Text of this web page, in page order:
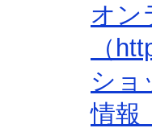
オン
（
ショ
情報